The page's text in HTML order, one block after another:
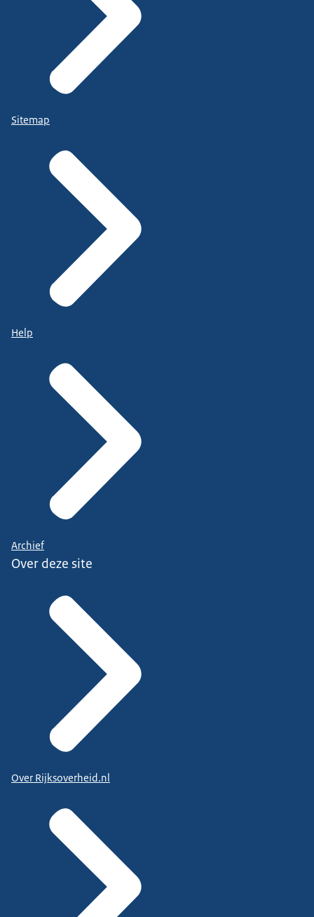
Sitemap
Help
Archief
Over deze site
Over Rijksoverheid.nl